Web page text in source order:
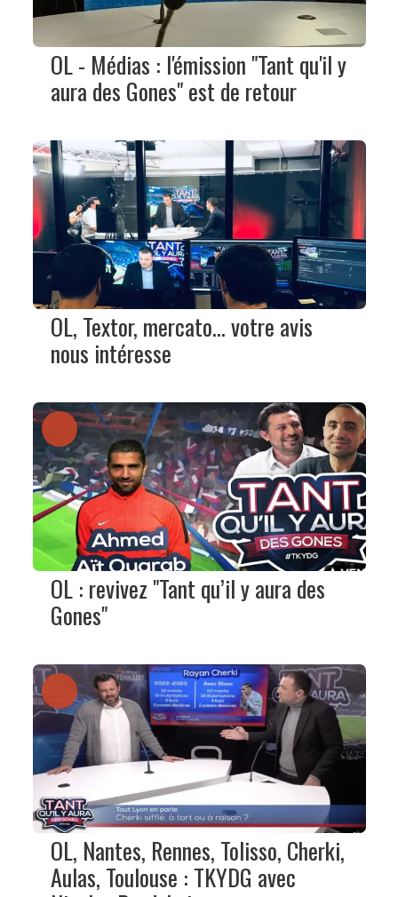
OL - Médias : l'émission "Tant qu'il y
aura des Gones" est de retour
OL, Textor, mercato… votre avis
nous intéresse
OL : revivez "Tant qu’il y aura des
Gones"
OL, Nantes, Rennes, Tolisso, Cherki,
Aulas, Toulouse : TKYDG avec